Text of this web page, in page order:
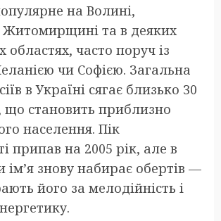
на Волині,
Житомирщині та в деяких
областях, часто поруч із
чи Софією. Загальна
в Україні сягає близько 30
що становить приблизно
населення. Пік
припав на 2005 рік, але в
ім’я знову набирає обертів —
його за мелодійність і